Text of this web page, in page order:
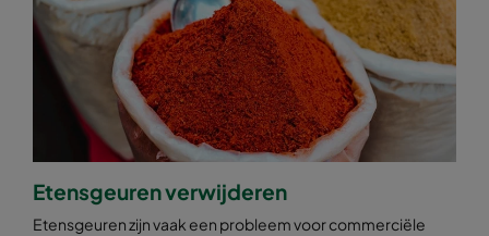
Etensgeuren verwijderen
Etensgeuren zijn vaak een probleem voor commerciële